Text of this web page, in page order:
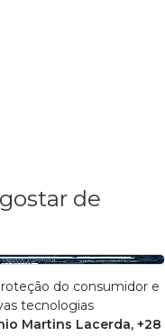
de
do consumidor e
tecnologias
Martins Lacerda, +28